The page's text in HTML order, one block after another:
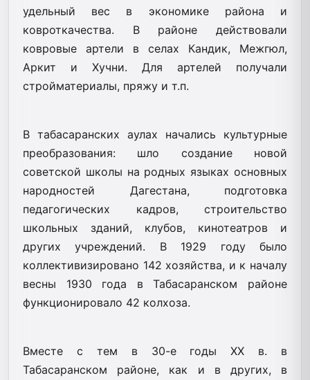
удельный вес в экономике района и
ковроткачества. В районе действовали
ковровые артели в селах Кандик, Межгюл,
Аркит и Хучни. Для артелей получали
стройматериалы, пряжу и т.п.
В табасаранских аулах начались культурные
преобразования: шло создание новой
советской школы на родных языках основных
народностей Дагестана, подготовка
педагогических кадров, строительство
школьных зданий, клубов, кинотеатров и
других учреждений. В 1929 году было
коллективизировано 142 хозяйства, и к началу
весны 1930 года в Табасаранском районе
функционировало 42 колхоза.
Вместе с тем в 30-е годы ХХ в. в
Табасаранском районе, как и в других, в